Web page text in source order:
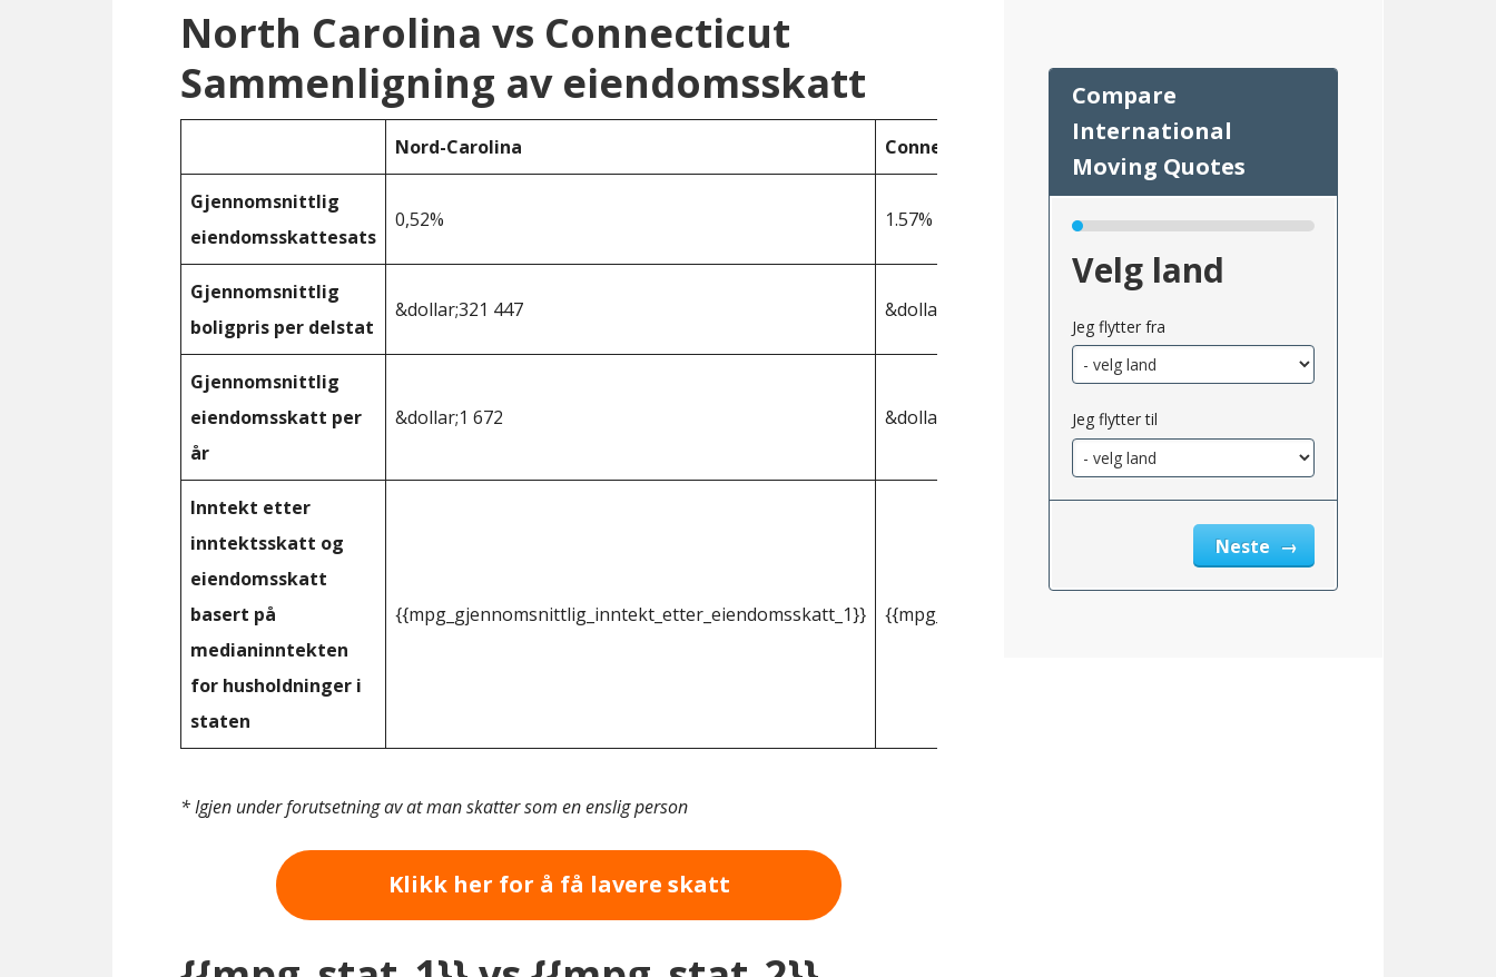
North Carolina vs Connecticut
Sammenligning av eiendomsskatt
Nord-Carolina Connecticut
Gjennomsnittlig
eiendomsskattesats
0,52% 1.57%
Gjennomsnittlig
boligpris per delstat
&dollar;321 447 &dollar;401 285
Gjennomsnittlig
eiendomsskatt per
år
&dollar;1 672 &dollar;6 300
Inntekt etter
inntektsskatt og
eiendomsskatt
basert på
medianinntekten
for husholdninger i
staten
{{mpg_gjennomsnittlig_inntekt_etter_eiendomsskatt_1}} {{mpg_gjennomsnittlig_inntekt_etter_eiendomsskatt_2}}
* Igjen under forutsetning av at man skatter som en enslig person
Klikk her for å få lavere skatt
Velg land
Jeg flytter fra
Jeg flytter til
Neste